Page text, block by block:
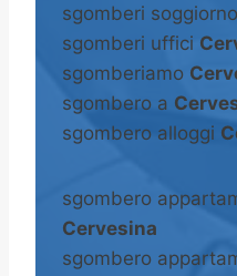
sgomberi soggiorno
sgomberi uffici
sgomberiamo
sgombero a
sgombero alloggi
sgombero
Cervesina
sgombero